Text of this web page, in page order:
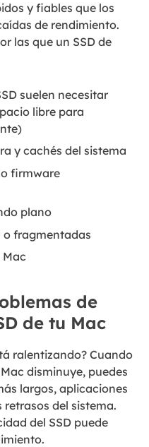
y fiables que los
de rendimiento.
las que un SSD de
suelen necesitar
libre para
y cachés del sistema
firmware
plano
o fragmentadas
de
de tu Mac
ralentizando? Cuando
disminuye, puedes
largos, aplicaciones
del sistema.
del SSD puede